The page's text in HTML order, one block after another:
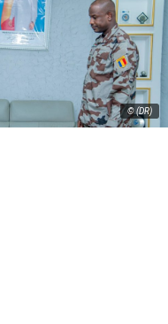
© (DR)